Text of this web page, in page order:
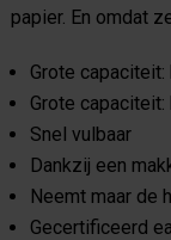
papier. En omdat
Grote
Grote
Snel vulbaar
Dankzij een
Neemt maar de
Gecertificeerd